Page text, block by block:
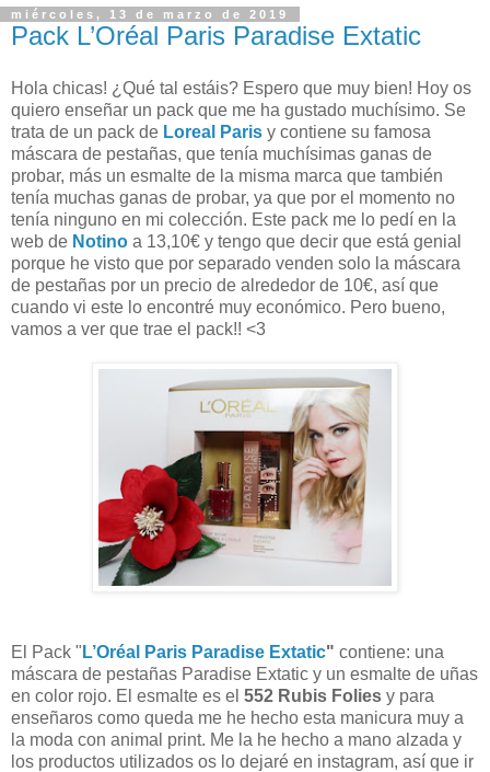
miércoles, 13 de marzo de 2019
Pack L’Oréal Paris Paradise Extatic
Hola chicas! ¿Qué tal estáis? Espero que muy bien! Hoy os
quiero enseñar un pack que me ha gustado muchísimo. Se
trata de un pack de Loreal Paris y contiene su famosa
máscara de pestañas, que tenía muchísimas ganas de
probar, más un esmalte de la misma marca que también
tenía muchas ganas de probar, ya que por el momento no
tenía ninguno en mi colección. Este pack me lo pedí en la
web de Notino a 13,10€ y tengo que decir que está genial
porque he visto que por separado venden solo la máscara
de pestañas por un precio de alrededor de 10€, así que
cuando vi este lo encontré muy económico. Pero bueno,
vamos a ver que trae el pack!! <3
El Pack " L’Oréal Paris Paradise Extatic" contiene: una
máscara de pestañas Paradise Extatic y un esmalte de uñas
en color rojo. El esmalte es el 552 Rubis Folies y para
enseñaros como queda me he hecho esta manicura muy a
la moda con animal print. Me la he hecho a mano alzada y
los productos utilizados os lo dejaré en instagram, así que ir